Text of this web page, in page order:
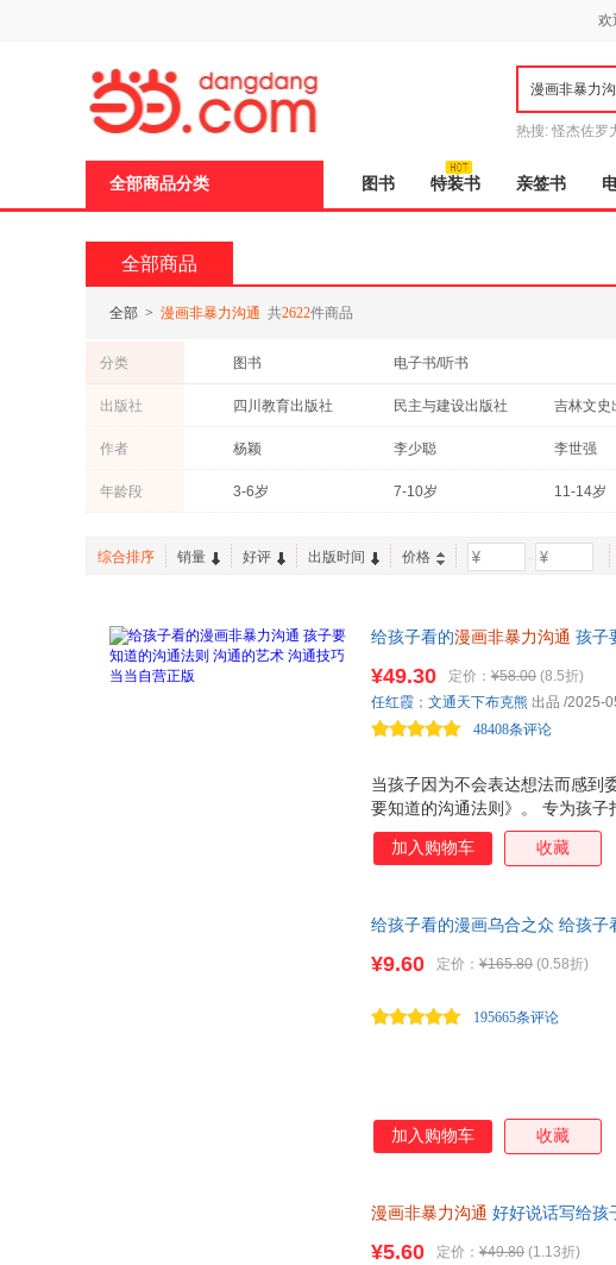
欢
热搜: 怪杰佐罗
全部商品分类 图书 特装书 亲签书
全部商品
全部 > 漫画非暴力沟通 共2622件商品
分类 图书 电子书/听书
出版社 四川教育出版社 民主与建设出版社 吉林文史
人民邮电
吉林美术出版社
万卷出版公司
中华工商联合出版社 群言出版社
浙江科学技术出版社
电子科技大学出版社 朝华出版
江西教育出版社 北京出版社
作者 杨颖 李少聪 李世强
张薇
易小宛 李飞
年龄段 3-6岁 7-10岁 11-14岁
综合排序 销量 好评 出版时间 价格 -
给孩子看的漫画非暴力沟通 孩子
松摆脱怯场、社恐、避免90%的
当孩子因为不会表达想法而感到
要知道的沟通法则》。 专为孩
会说话，快速摆脱怯场、社恐，
孩子听得懂的语言讲透沟通的
人的理解和支持。能够和小伙伴
¥49.30 定价： ¥58.00 (8.5折)
48408条评论
任红霞 ； 文通天下布克熊 出品 /2025-
加入购物车 收藏
给孩子看的漫画乌合之众 给孩子
¥9.60 定价： ¥165.80 (0.58折)
195665条评论
加入购物车 收藏
漫画非暴力沟通 好好说话写给孩
¥5.60 定价： ¥49.80 (1.13折)
页